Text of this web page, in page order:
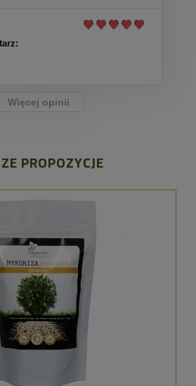
Więcej opinii
PROPOZYCJE